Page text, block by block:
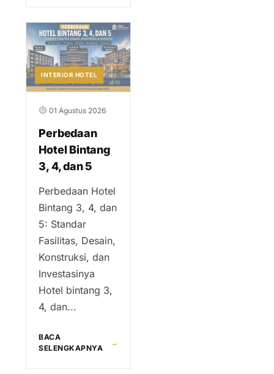
INTERIOR HOTEL
01 Agustus 2026
Perbedaan
Hotel Bintang
3, 4, dan 5
Perbedaan Hotel
Bintang 3, 4, dan
5: Standar
Fasilitas, Desain,
Konstruksi, dan
Investasinya
Hotel bintang 3,
4, dan...
BACA
SELENGKAPNYA
→